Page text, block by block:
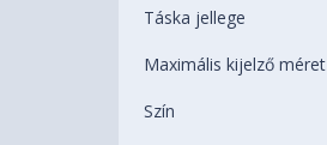
Táska jellege
Maximális kijelző méret
Szín